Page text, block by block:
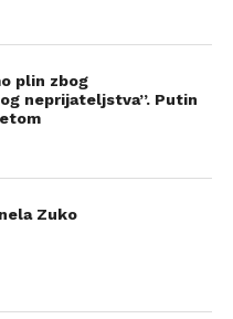
plin zbog
neprijateljstva”. Putin
Zuko